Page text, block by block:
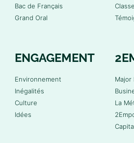
Bac de Français
Grand Oral
ENGAGEMENT
Environnement
Inégalités
Culture
Idées
Major
La